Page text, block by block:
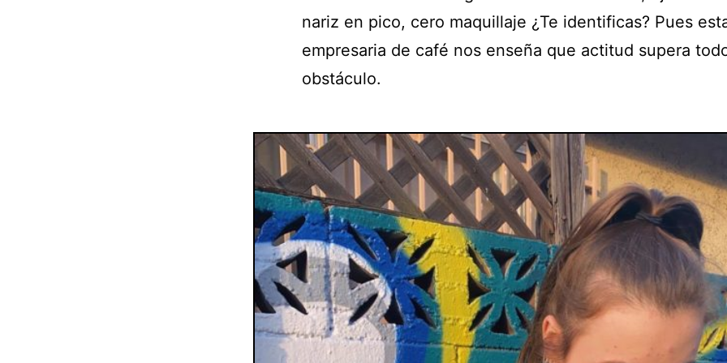
nariz en pico, cero maquillaje ¿Te identificas? Pues
empresaria de café nos enseña que actitud supera
obstáculo.